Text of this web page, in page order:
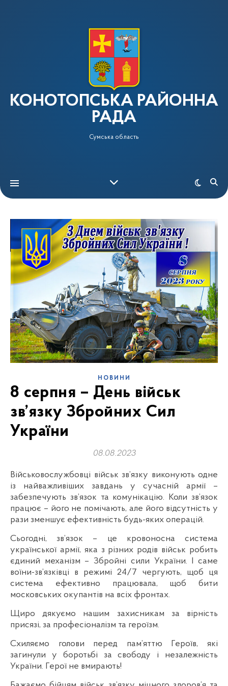
КОНОТОПСЬКА РАЙОННА
РАДА
Сумська область
НОВИНИ
8 серпня – День військ
зв’язку Збройних Сил
України
08.08.2023
Військовослужбовці військ зв’язку виконують одне
із найважливіших завдань у сучасній армії –
забезпечують зв’язок та комунікацію. Коли зв’язок
працює – його не помічають, але його відсутність у
рази зменшує ефективність будь-яких операцій.
Сьогодні, зв’язок – це кровоносна система
української армії, яка з різних родів військ робить
єдиний механізм – Збройні сили України. І саме
воїни-зв’язківці в режимі 24/7 чергують, щоб ця
система ефективно працювала, щоб бити
московських окупантів на всіх фронтах.
Щиро дякуємо нашим захисникам за вірність
присязі, за професіоналізм та героїзм.
Схиляємо голови перед пам’яттю Героїв, які
загинули у боротьбі за свободу і незалежність
України. Герої не вмирають!